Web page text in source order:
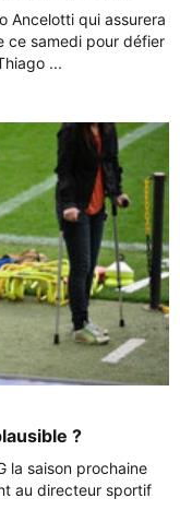
Ancelotti qui assurera
ce samedi pour défier
...
?
la saison prochaine
au directeur sportif